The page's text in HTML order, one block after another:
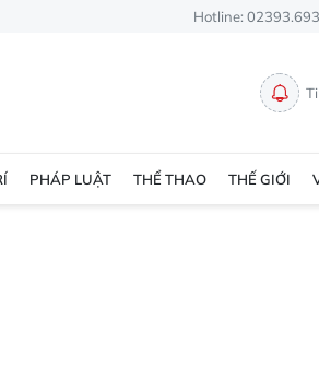
Hotline:
PHÁP LUẬT THỂ THAO THẾ GIỚI